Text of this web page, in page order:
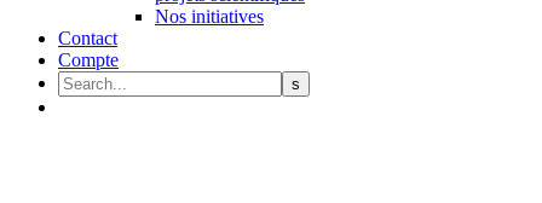
Nos initiatives
Contact
Compte